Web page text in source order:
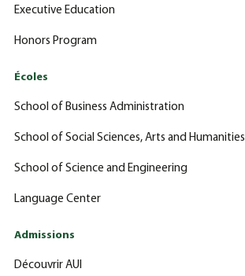
Executive Education
Honors Program
Écoles
School of Business Administration
School of Social Sciences, Arts and Humanities
School of Science and Engineering
Language Center
Admissions
Découvrir AUI